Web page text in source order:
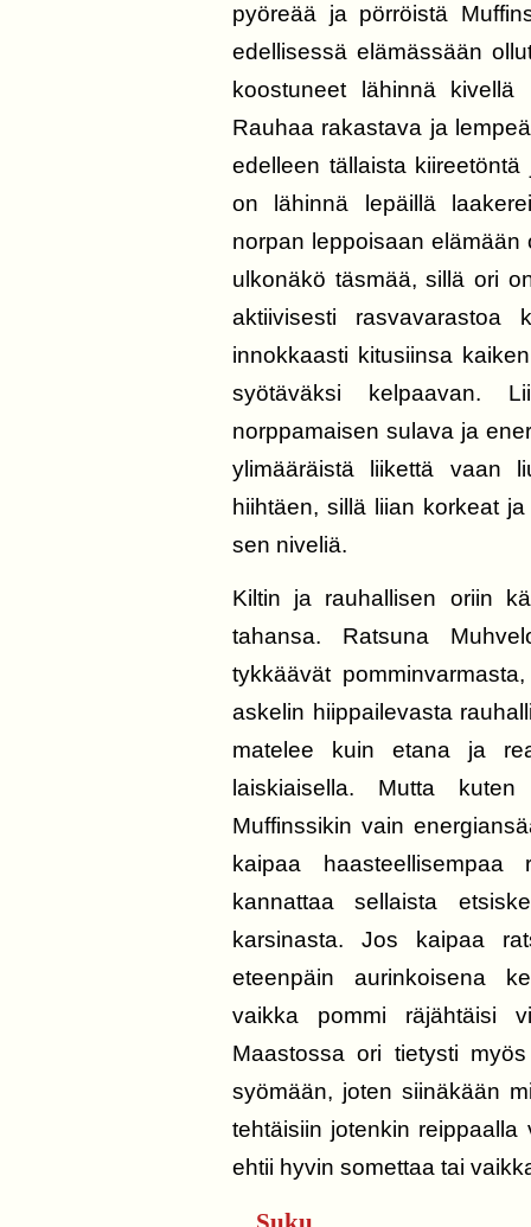
pyöreää ja pörröistä
edellisessä elämässään
koostuneet lähinnä kivellä
Rauhaa rakastava ja
edelleen tällaista
on lähinnä lepäillä
norpan leppoisaan
ulkonäkö täsmää, sillä ori
aktiivisesti rasvavarastoa
innokkaasti kitusiinsa
syötäväksi kelpaavan.
norppamaisen sulava ja
ylimääräistä liikettä vaan
hiihtäen, sillä liian korkeat
sen niveliä.
Kiltin ja rauhallisen oriin
tahansa. Ratsuna
tykkäävät
askelin hiippailevasta
matelee kuin etana ja
laiskiaisella. Mutta
Muffinssikin vain
kaipaa
kannattaa sellaista
karsinasta. Jos kaipaa
eteenpäin aurinkoisena
vaikka pommi räjähtäisi
Maastossa ori tietysti
syömään, joten siinäkään
tehtäisiin jotenkin reippaalla
ehtii hyvin somettaa tai